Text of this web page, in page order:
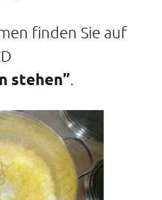
finden Sie auf
stehen”.